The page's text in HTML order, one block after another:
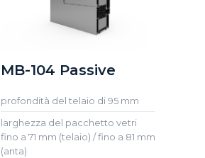
MB-104 Passive
profondità del telaio di 95 mm
larghezza del pacchetto vetri
fino a 71 mm (telaio) / fino a 81 mm
(anta)